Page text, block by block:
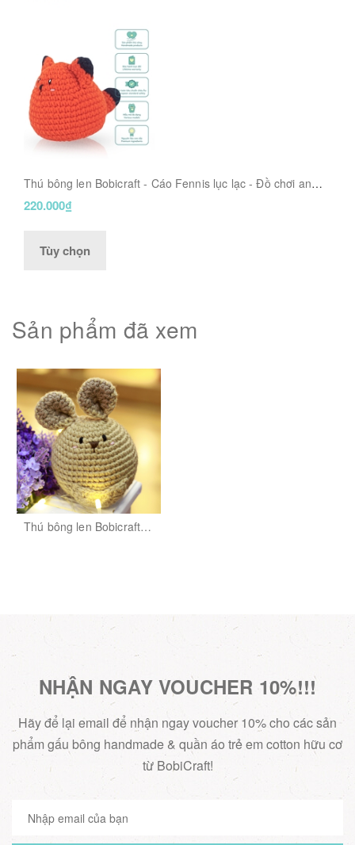
Thú bông len Bobicraft - Cáo Fennis lục lạc - Đồ chơi an
toàn Quà tặng bé
220.000₫
Tùy chọn
Sản phẩm đã xem
Thú bông len Bobicraft -
NHẬN NGAY VOUCHER 10%!!!
Hãy để lại email để nhận ngay voucher 10% cho các sản
phẩm gấu bông handmade & quần áo trẻ em cotton hữu cơ
từ BobiCraft!